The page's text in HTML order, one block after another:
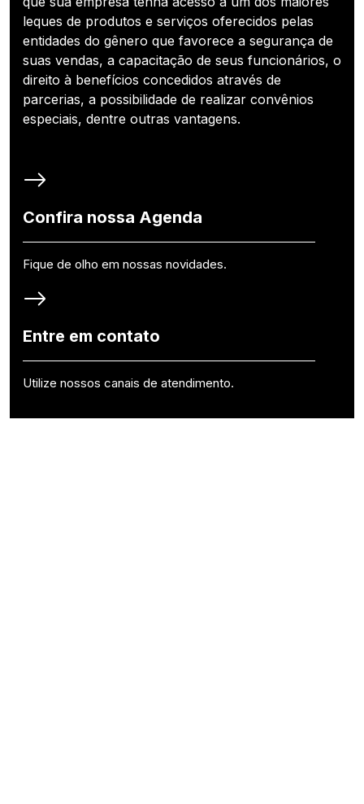
leques de produtos e serviços oferecidos pelas
entidades do gênero que favorece a segurança de
suas vendas, a capacitação de seus funcionários, o
direito à benefícios concedidos através de
parcerias, a possibilidade de realizar convênios
especiais, dentre outras vantagens.
Confira nossa Agenda
Fique de olho em nossas novidades.
Entre em contato
Utilize nossos canais de atendimento.